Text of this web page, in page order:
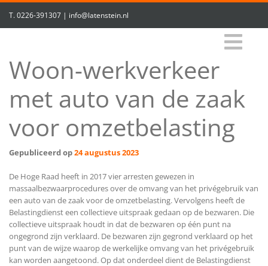
T.0226-391307 | info@latenstein.nl
Woon-werkverkeer
met auto van de zaak
voor omzetbelasting
Gepubliceerd op24 augustus 2023
De Hoge Raad heeft in 2017 vier arresten gewezen in
massaalbezwaarprocedures over de omvang van het privégebruik van
een auto van de zaak voor de omzetbelasting. Vervolgens heeft de
Belastingdienst een collectieve uitspraak gedaan op de bezwaren. Die
collectieve uitspraak houdt in dat de bezwaren op één punt na
ongegrond zijn verklaard. De bezwaren zijn gegrond verklaard op het
punt van de wijze waarop de werkelijke omvang van het privégebruik
kan worden aangetoond. Op dat onderdeel dient de Belastingdienst